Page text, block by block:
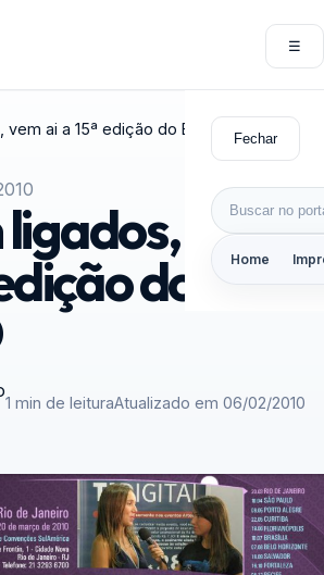
☰
Fechar
Buscar por:
Home
ai a 15ª edição do EDTED
vem
do
1 min de leituraAtualizado em 06/02/2010